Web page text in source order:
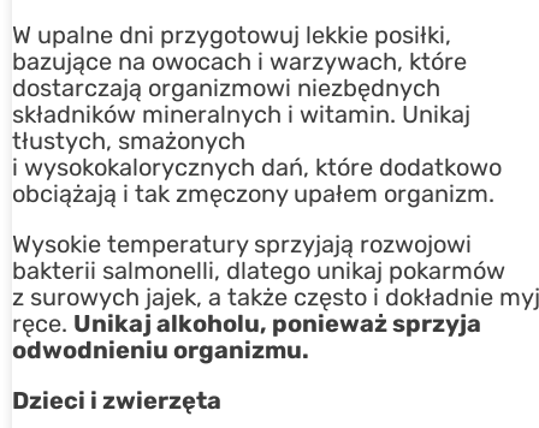
W upalne dni przygotowuj lekkie posiłki,
bazujące na owocach i warzywach, które
dostarczają organizmowi niezbędnych
składników mineralnych i witamin. Unikaj
tłustych, smażonych
i wysokokalorycznych dań, które dodatkowo
obciążają i tak zmęczony upałem organizm.
Wysokie temperatury sprzyjają rozwojowi
bakterii salmonelli, dlatego unikaj pokarmów
z surowych jajek, a także często i dokładnie myj
ręce. Unikaj alkoholu, ponieważ sprzyja
odwodnieniu organizmu.
Dzieci i zwierzęta